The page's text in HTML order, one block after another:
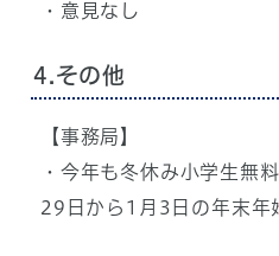
・意見なし
4.その他
【事務局】
・今年も冬休み小学生無
29日から1月3日の年末年